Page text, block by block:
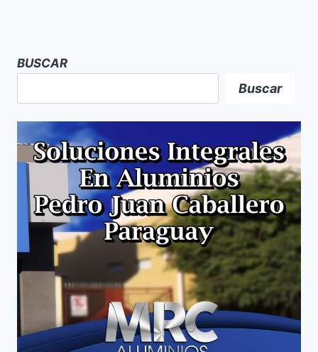
BUSCAR
Buscar